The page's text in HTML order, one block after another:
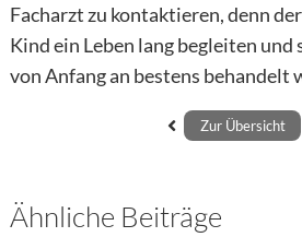
Facharzt zu kontaktieren, denn
Kind ein Leben lang begleiten
von Anfang an bestens behandelt
Zur Übersicht
Ähnliche Beiträge